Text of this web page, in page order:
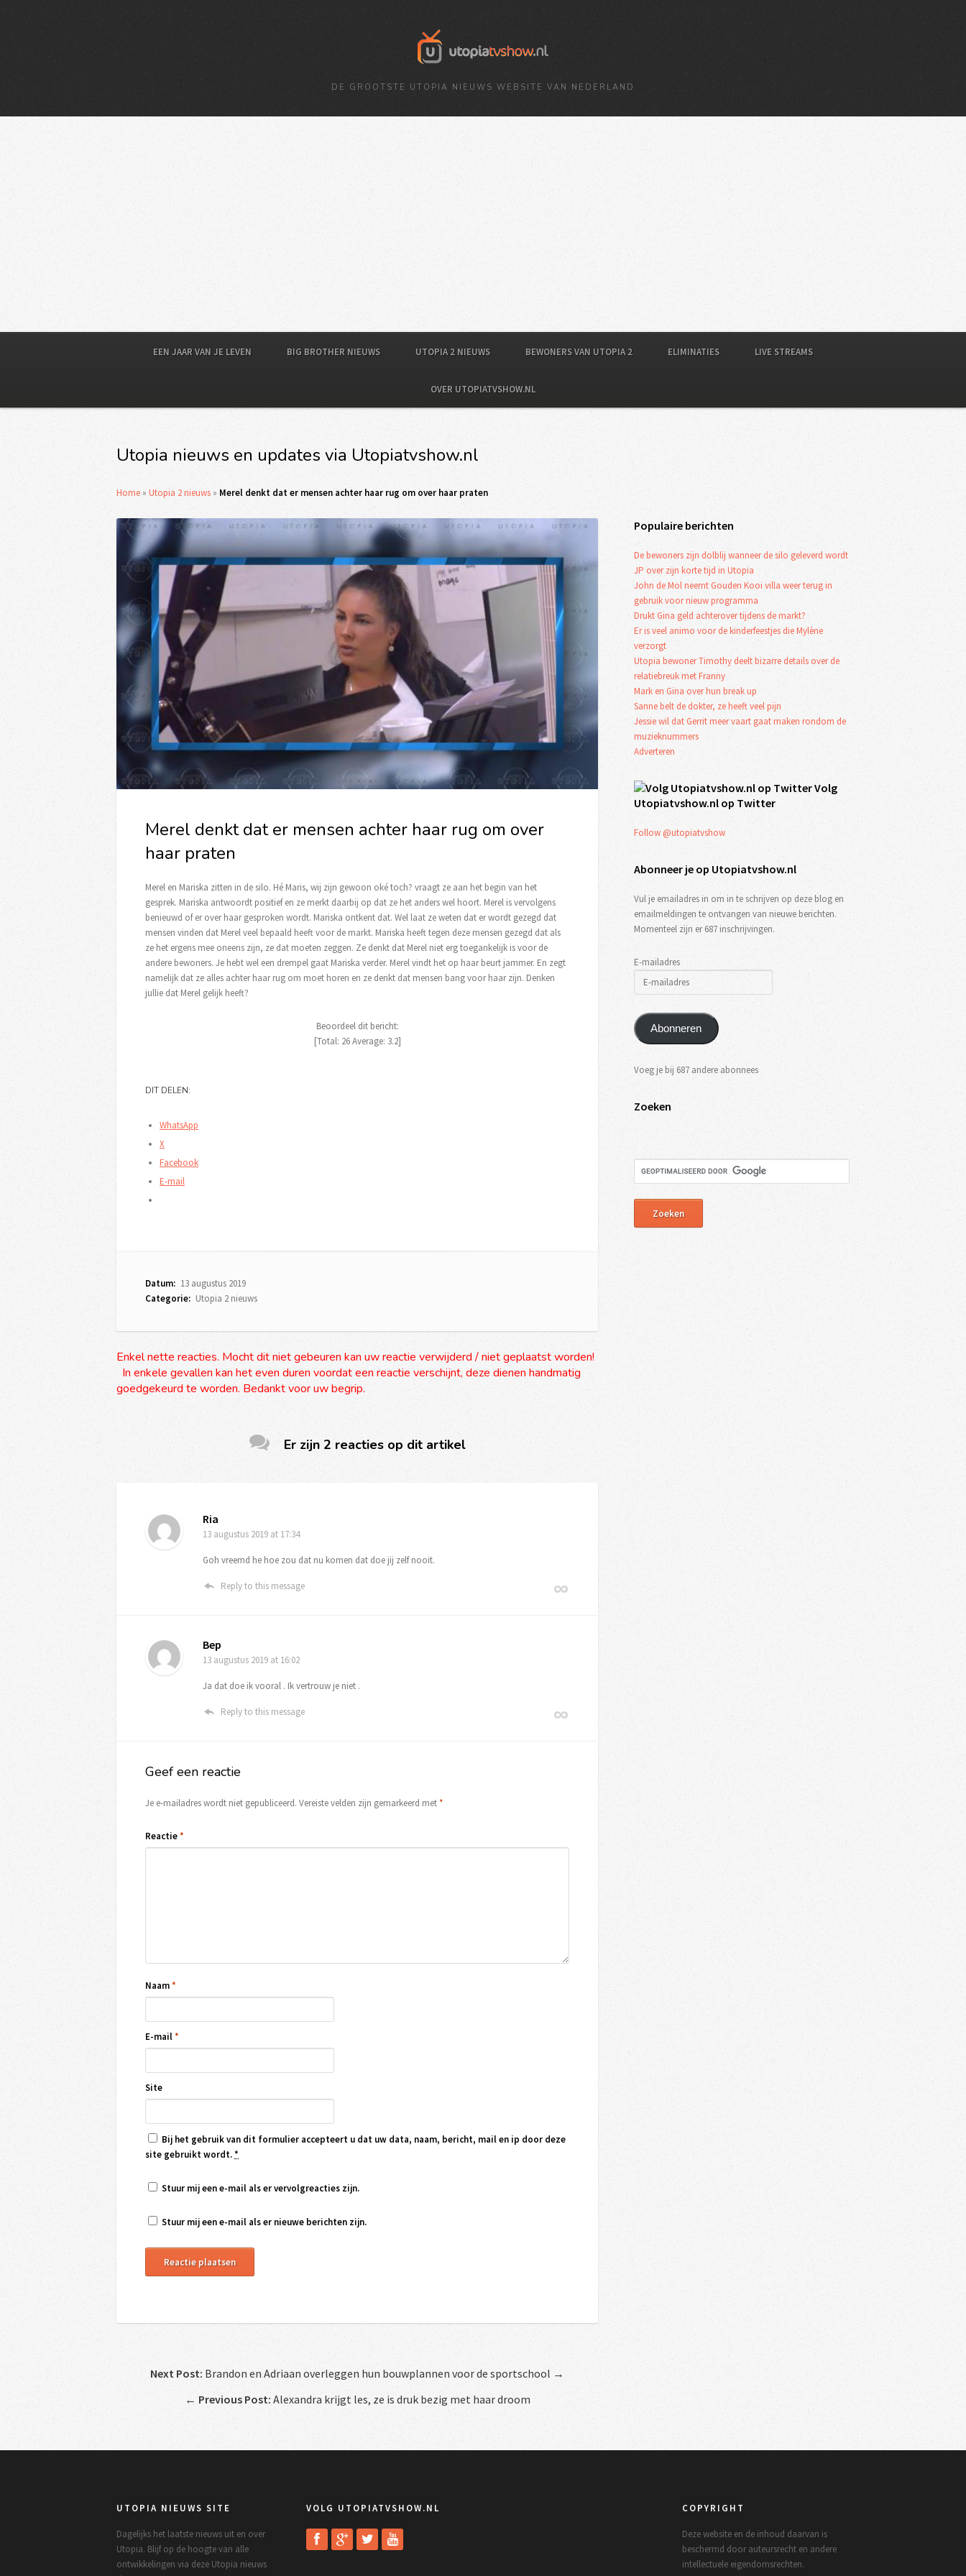
DE GROOTSTE UTOPIA NIEUWS WEBSITE VAN NEDERLAND
EEN JAAR VAN JE LEVEN BIG BROTHER NIEUWS UTOPIA 2 NIEUWS BEWONERS VAN UTOPIA 2 ELIMINATIES LIVE STREAMS
OVER UTOPIATVSHOW.NL
Utopia nieuws en updates via Utopiatvshow.nl
Home » Utopia 2 nieuws » Merel denkt dat er mensen achter haar rug om over haar praten
Merel denkt dat er mensen achter haar rug om over
haar praten
Merel en Mariska zitten in de silo. Hé Maris, wij zijn gewoon oké toch? vraagt ze aan het begin van het
gesprek. Mariska antwoordt positief en ze merkt daarbij op dat ze het anders wel hoort. Merel is vervolgens
benieuwd of er over haar gesproken wordt. Mariska ontkent dat. Wel laat ze weten dat er wordt gezegd dat
mensen vinden dat Merel veel bepaald heeft voor de markt. Mariska heeft tegen deze mensen gezegd dat als
ze het ergens mee oneens zijn, ze dat moeten zeggen. Ze denkt dat Merel niet erg toegankelijk is voor de
andere bewoners. Je hebt wel een drempel gaat Mariska verder. Merel vindt het op haar beurt jammer. En zegt
namelijk dat ze alles achter haar rug om moet horen en ze denkt dat mensen bang voor haar zijn. Denken
jullie dat Merel gelijk heeft?
Beoordeel dit bericht:
[Total: 26Average: 3.2]
DIT DELEN:
WhatsApp
X
Facebook
E-mail
Datum: 13 augustus 2019
Categorie: Utopia 2 nieuws
Enkel nette reacties. Mocht dit niet gebeuren kan uw reactie verwijderd / niet geplaatst worden!
In enkele gevallen kan het even duren voordat een reactie verschijnt, deze dienen handmatig
goedgekeurd te worden. Bedankt voor uw begrip.
Er zijn 2 reacties op dit artikel
Ria
13 augustus 2019 at 17:34
Goh vreemd he hoe zou dat nu komen dat doe jij zelf nooit.
Reply to this message
Bep
13 augustus 2019 at 16:02
Ja dat doe ik vooral . Ik vertrouw je niet .
Reply to this message
Geef een reactie
Je e-mailadres wordt niet gepubliceerd. Vereiste velden zijn gemarkeerd met*
Reactie*
Naam*
E-mail*
Site
Bij het gebruik van dit formulier accepteert u dat uw data, naam, bericht, mail en ip door deze
site gebruikt wordt.*
Stuur mij een e-mail als er vervolgreacties zijn.
Stuur mij een e-mail als er nieuwe berichten zijn.
Next Post: Brandon en Adriaan overleggen hun bouwplannen voor de sportschool →
← Previous Post: Alexandra krijgt les, ze is druk bezig met haar droom
Populaire berichten
De bewoners zijn dolblij wanneer de silo geleverd wordt
JP over zijn korte tijd in Utopia
John de Mol neemt Gouden Kooi villa weer terug in
gebruik voor nieuw programma
Drukt Gina geld achterover tijdens de markt?
Er is veel animo voor de kinderfeestjes die Mylène
verzorgt
Utopia bewoner Timothy deelt bizarre details over de
relatiebreuk met Franny
Mark en Gina over hun break up
Sanne belt de dokter, ze heeft veel pijn
Jessie wil dat Gerrit meer vaart gaat maken rondom de
muzieknummers
Adverteren
Volg
Utopiatvshow.nl op Twitter
Follow @utopiatvshow
Abonneer je op Utopiatvshow.nl
Vul je emailadres in om in te schrijven op deze blog en
emailmeldingen te ontvangen van nieuwe berichten.
Momenteel zijn er 687 inschrijvingen.
E-mailadres
Abonneren
Voeg je bij 687 andere abonnees
Zoeken
UTOPIA NIEUWS SITE
Dagelijks het laatste nieuws uit en over
Utopia. Blijf op de hoogte van alle
ontwikkelingen via deze Utopia nieuws
VOLG UTOPIATVSHOW.NL COPYRIGHT
Deze website en de inhoud daarvan is
beschermd door auteursrecht en andere
intellectuele eigendomsrechten.